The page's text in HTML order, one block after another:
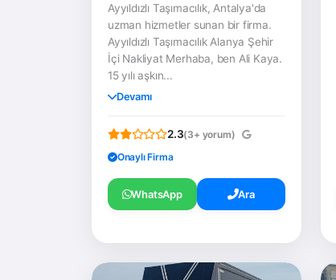
Ayyıldızlı Taşımacılık, Antalya'da
uzman hizmetler sunan bir firma.
Ayyıldızlı Taşımacılık Alanya Şehir
İçi Nakliyat Merhaba, ben Ali Kaya.
15 yılı aşkın...
Devamı
2.3(3+ yorum)
Onaylı Firma
WhatsApp Ara